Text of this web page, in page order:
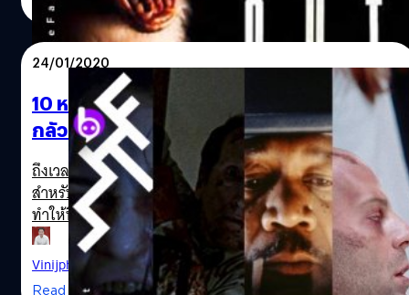
จะไม่ใช่หนังที่ดีที่สุดในกลุ่มนี้ แต่ก็ปฏิเสธไม่ได้ว่า Outbreak
คือหนังที่ถ่ายทอดความน่ากลัวของไวรัสแพร่ระบาดออกมาได้
ลุ้นระทึกที่สุดเรื่องหนึ่ง Outbreak ไม่ใช่หนังในกลุ่มหวังรางวัล
แต่สร้างมาหวังผลทางการตลาดจึงเต็มไปด้วยสูตรสำเร็จ
เอาใจผู้ชมในวงกว้าง แล้วหนังก็ทำได้สำเร็จ ด้วยรายได้ที่ทำ
กำไรให้สตูดิโอยิ้มออกในวันที่ออกฉาย หนังกวาดรายได้ทั่ว
โลกไปมากถึง 189 ล้านเหรียญ จากทุนสร้างเพียง 50 ล้าน
เหรียญ หนังมีองค์ประกอบมากมายที่จะประสบความสำเร็จ
ทั้งทีมงานเบื้องหน้าและเบื้องหลัง เพราะหนังได้นักแสดง
คุณภาพอย่างดัสติน ฮอฟฟ์แมน มารับบทนำ ดัสตินเป็นดาราที่
รับงานน้อย ผลงานก่อนหน้า Outbreak นี่ก็ต้องนับย้อนหลังไป
ถึง 3 ปีเลย คือ Heroes (1992) แล้วน้อยครั้งที่จะเห็นชื่อขอ
งดัสติน ฮอฟฟ์แมน ในหนังเอาใจตลาดแบบนี้…
24/01/2020
10 หนังไวรัสหายนะ “โรคระบาดล้างโลก” ที่น่า
กลัวที่สุดเท่าที่เคยมีมา
ถึงเวลาที่ประชากรโลกมนุษย์จะต้องใจหายใจคว่ำกันอีกครั้ง
สำหรับการแพร่ระบาดของเชื้อไวรัสตัวใหม่อย่าง "โคโรนา" ที่
ทำให้นึกย้อนถึงเชื้อไวรัสอย่างซาร์สหรือไข้หวัดนก H5N1 ที่
เคยแพร่ระบาดมาแล้วในช่วง 20 ปีมานี้ ซึ่งสำหรับในโลก
ภาพยนตร์นั้นก็มีหนังจำนวนมากที่หยิบเรื่องราวการแพร่
ระบาดของเชื้อไวรัสตั้งแต่ตอนเกิดเหตุการณ์ หลังเกิดการ
Vinijphat Kanyapong | 2385 days ago
Read More